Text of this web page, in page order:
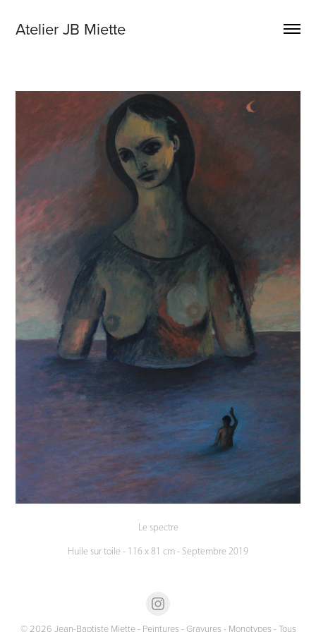
Atelier JB Miette
Le spectre
Huile sur toile - 116 x 81 cm - Septembre 2019
© 2026 Jean-Baptiste Miette - Peintures - Gravures - Monotypes - Tous